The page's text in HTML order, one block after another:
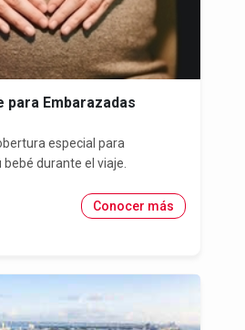
para Embarazadas
especial para
durante el viaje.
Conocer más